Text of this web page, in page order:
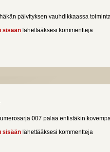
päivityksen vauhdikkaassa
The
sisään lähettääksesi kommentteja
007 palaa entistäkin
Quantum of Solace
sisään lähettääksesi kommentteja